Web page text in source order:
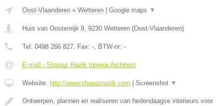
Oost-Vlaanderen » Wetteren Google maps ▼
Huis van Oostenrijk 9, 9230 Wetteren (Oost-Vlaanderen)
Tel: 0498 266 827, Fax: -, BTW-nr: -
E-mail › Shanaz Razik Interior Architect
Website: http://www.shanazrazik.com Screenshot ▼
Ontwerpen, plannen en realiseren van hedendaagse interieurs voor